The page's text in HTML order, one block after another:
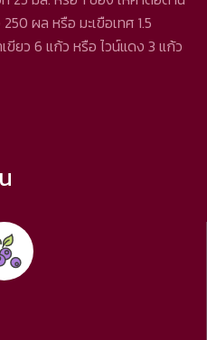
ผล หรือ มะเขือเทศ 1.5
ยว 6 แก้ว หรือ ไวน์แดง 3 แก้ว